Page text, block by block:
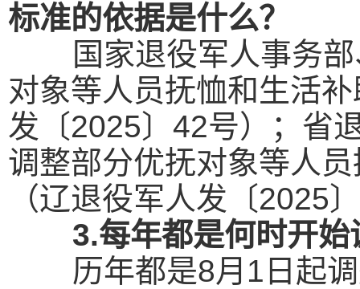
标准的依据是什么？
国家退役军人事务
对象等人员抚恤和生活
发〔2025〕42号）；省
调整部分优抚对象等人
（辽退役军人发〔2025
3.每年都是何时开始
历年都是8月1日起